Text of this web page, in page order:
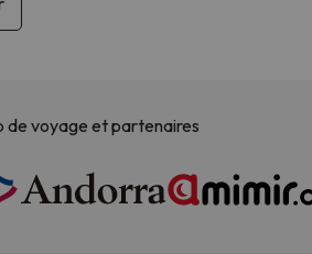
de voyage et partenaires